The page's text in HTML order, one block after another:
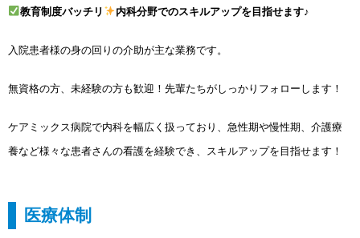
教育制度バッチリ 内科分野でのスキルアップを目指せます♪
入院患者様の身の回りの介助が主な業務です。
無資格の方、未経験の方も歓迎！先輩たちがしっかりフォローします！
ケアミックス病院で内科を幅広く扱っており、急性期や慢性期、介護療
養など様々な患者さんの看護を経験でき、スキルアップを目指せます！
医療体制